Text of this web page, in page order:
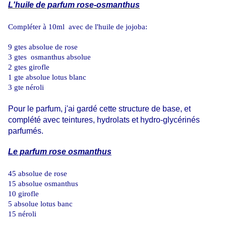
L'huile de parfum rose-osmanthus
Compléter à 10ml avec de l'huile de jojoba:
9 gtes absolue de rose
3 gtes osmanthus absolue
2 gtes girofle
1 gte absolue lotus blanc
3 gte néroli
Pour le parfum, j'ai gardé cette structure de base, et
complété avec teintures, hydrolats et hydro-glycérinés
parfumés.
Le parfum rose osmanthus
45 absolue de rose
15 absolue osmanthus
10 girofle
5 absolue lotus banc
15 néroli